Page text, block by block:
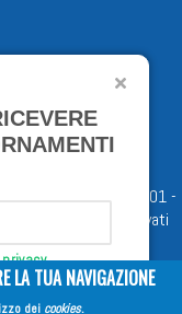
- P.I. 05398481001 -
- Tutti i diritti riservati
LA TUA NAVIGAZIONE
dei cookies.